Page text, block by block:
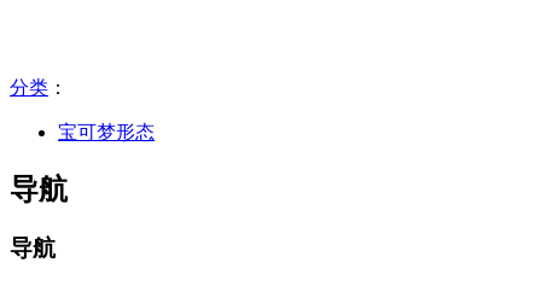
分类 ：​
宝可梦形态
导航
导航